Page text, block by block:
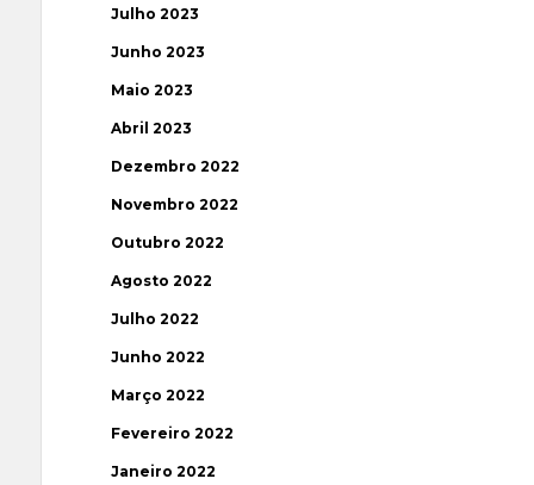
Julho 2023
Junho 2023
Maio 2023
Abril 2023
Dezembro 2022
Novembro 2022
Outubro 2022
Agosto 2022
Julho 2022
Junho 2022
Março 2022
Fevereiro 2022
Janeiro 2022